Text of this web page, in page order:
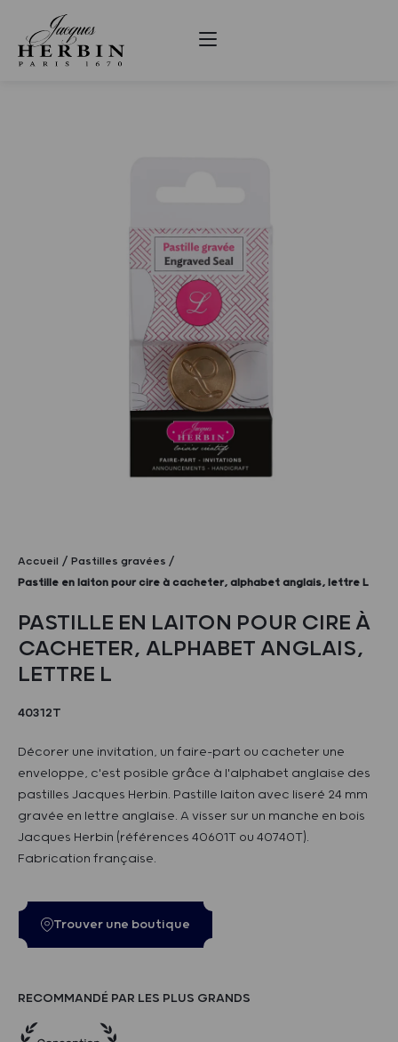
Accueil
Pastilles gravées
Pastille en laiton pour cire à cacheter, alphabet anglais, lettre L
PASTILLE EN LAITON POUR CIRE À
CACHETER, ALPHABET ANGLAIS,
LETTRE L
40312T
Décorer une invitation, un faire-part ou cacheter une
enveloppe, c'est posible grâce à l'alphabet anglaise des
pastilles Jacques Herbin. Pastille laiton avec liseré 24 mm
gravée en lettre anglaise. A visser sur un manche en bois
Jacques Herbin (références 40601T ou 40740T).
Fabrication française.
Trouver une boutique
RECOMMANDÉ PAR LES PLUS GRANDS